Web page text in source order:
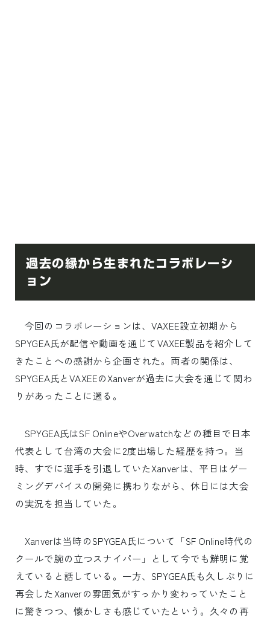
過去の縁から生まれたコラボレーシ
ョン
今回のコラボレーションは、VAXEE設立初期から
SPYGEA氏が配信や動画を通じてVAXEE製品を紹介して
きたことへの感謝から企画された。両者の関係は、
SPYGEA氏とVAXEEのXanverが過去に大会を通じて関わ
りがあったことに遡る。
SPYGEA氏はSF OnlineやOverwatchなどの種目で日本
代表として台湾の大会に2度出場した経歴を持つ。当
時、すでに選手を引退していたXanverは、平日はゲー
ミングデバイスの開発に携わりながら、休日には大会
の実況を担当していた。
Xanverは当時のSPYGEA氏について「SF Online時代の
クールで腕の立つスナイパー」として今でも鮮明に覚
えていると話している。一方、SPYGEA氏も久しぶりに
再会したXanverの雰囲気がすっかり変わっていたこと
に驚きつつ、懐かしさも感じていたという。久々の再